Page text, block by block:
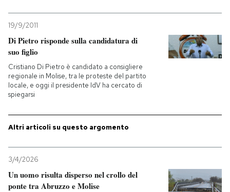
19/9/2011
Di Pietro risponde sulla candidatura di
suo figlio
Cristiano Di Pietro è candidato a consigliere
regionale in Molise, tra le proteste del partito
locale, e oggi il presidente IdV ha cercato di
spiegarsi
Altri articoli su questo argomento
3/4/2026
Un uomo risulta disperso nel crollo del
ponte tra Abruzzo e Molise